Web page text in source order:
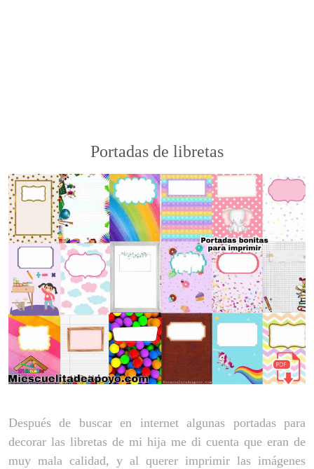
Portadas de libretas
Después de buscar en internet algunas portadas para
decorar las libretas de mi hija me di cuenta que eran de
muy mala calidad, y al querer imprimir las imágenes